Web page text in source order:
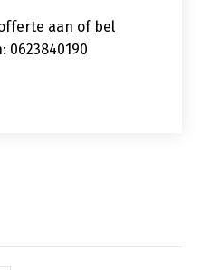
aan of bel
0623840190